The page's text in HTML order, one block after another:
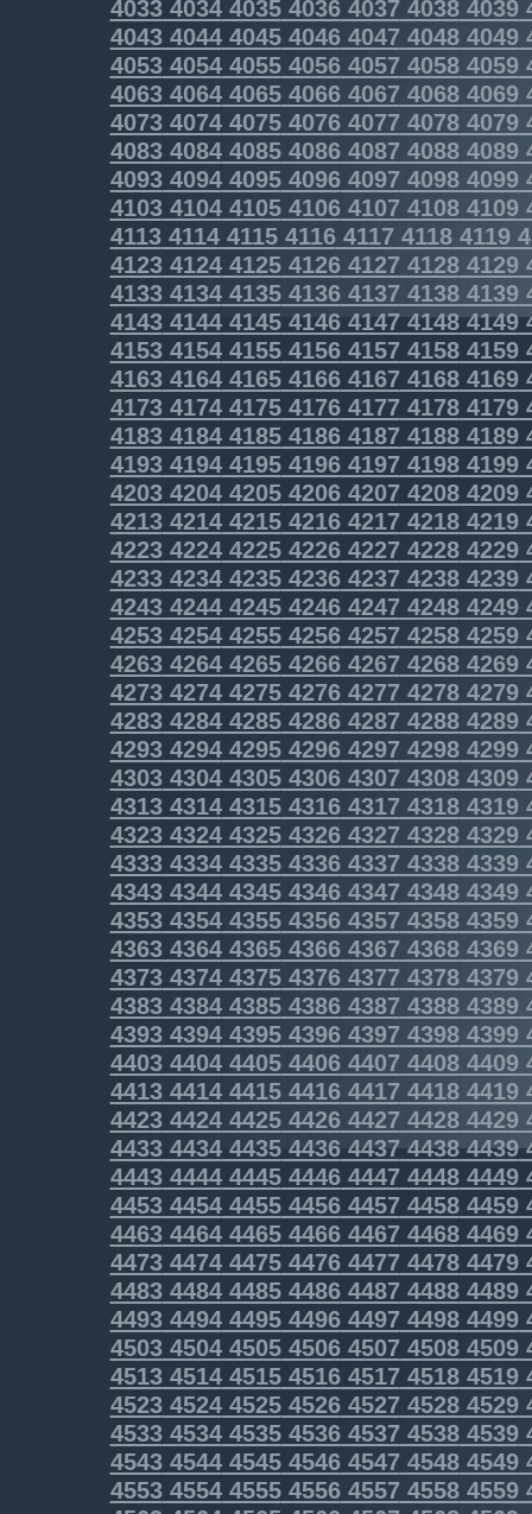
40334034403540364037 40384039
40434044404540464047 40484049
40534054405540564057 40584059
4063406440654066406740684069
40734074407540764077 40784079
40834084408540864087 40884089
40934094409540964097 40984099
41034104410541064107 41084109
41134114411541164117 41184119
41234124412541264127 41284129
41334134413541364137 41384139
4143414441454146414741484149
4153415441554156415741584159
4163416441654166416741684169
4173417441754176417741784179
4183418441854186418741884189
4193419441954196419741984199
4203420442054206420742084209
4213421442154216421742184219
4223422442254226422742284229
4233423442354236423742384239
4243424442454246424742484249
4253425442554256425742584259
4263426442654266426742684269
4273427442754276427742784279
4283428442854286428742884289
4293429442954296429742984299
4303430443054306430743084309
43134314431543164317 43184319
43234324432543264327 43284329
43334334433543364337 43384339
4343434443454346434743484349
4353435443554356435743584359
43634364436543664367 43684369
43734374437543764377 43784379
43834384438543864387 43884389
43934394439543964397 43984399
44034404440544064407 44084409
44134414441544164417 44184419
44234424442544264427 44284429
4433443444354436443744384439
4443444444454446444744484449
4453445444554456445744584459
4463446444654466446744684469
4473447444754476447744784479
4483448444854486448744884489
4493449444954496449744984499
4503450445054506450745084509
4513451445154516451745184519
4523452445254526452745284529
4533453445354536453745384539
4543454445454546454745484549
4553455445554556455745584559